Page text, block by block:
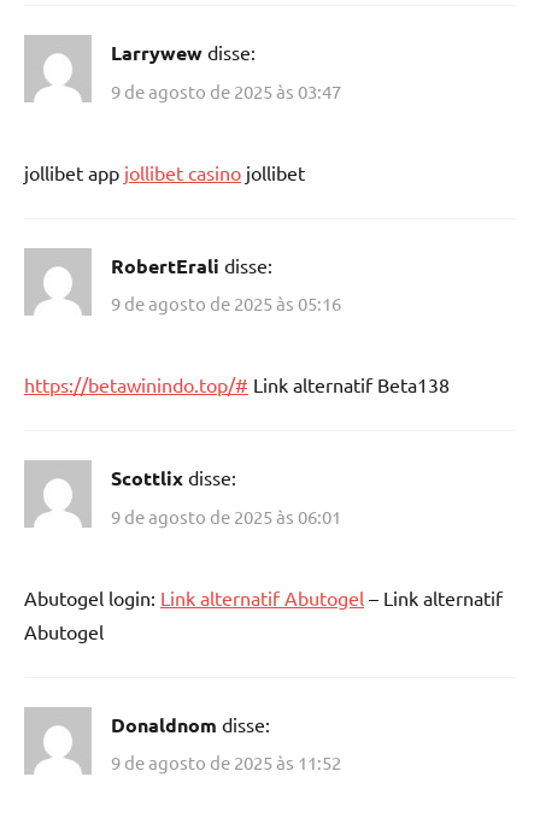
Larrywew disse:
9 de agosto de 2025 às 03:47
jollibet app jollibet casino jollibet
RobertErali disse:
9 de agosto de 2025 às 05:16
https://betawinindo.top/# Link alternatif Beta138
Scottlix disse:
9 de agosto de 2025 às 06:01
Abutogel login: Link alternatif Abutogel – Link alternatif
Abutogel
Donaldnom disse:
9 de agosto de 2025 às 11:52